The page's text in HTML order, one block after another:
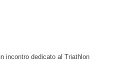
incontro dedicato al Triathlon